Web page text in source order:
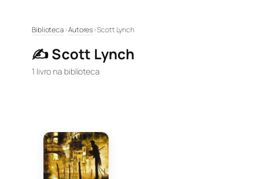
conteúdo
Biblioteca›Autores›Scott Lynch
✍️ Scott Lynch
1 livro na biblioteca